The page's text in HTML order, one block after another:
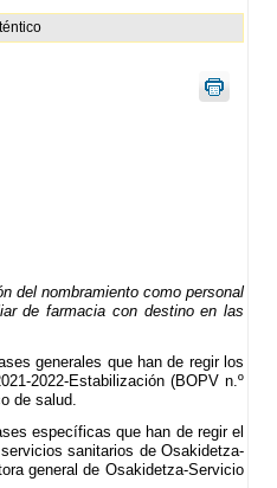
del nombramiento como personal
de farmacia con destino en las
generales que han de regir los
2022-Estabilización (BOPV n.º
de salud.
específicas que han de regir el
sanitarios de Osakidetza-
general de Osakidetza-Servicio